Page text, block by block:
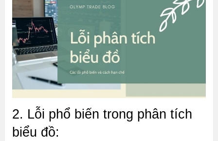
2. Lỗi phổ biến trong phân tích
biểu đồ: